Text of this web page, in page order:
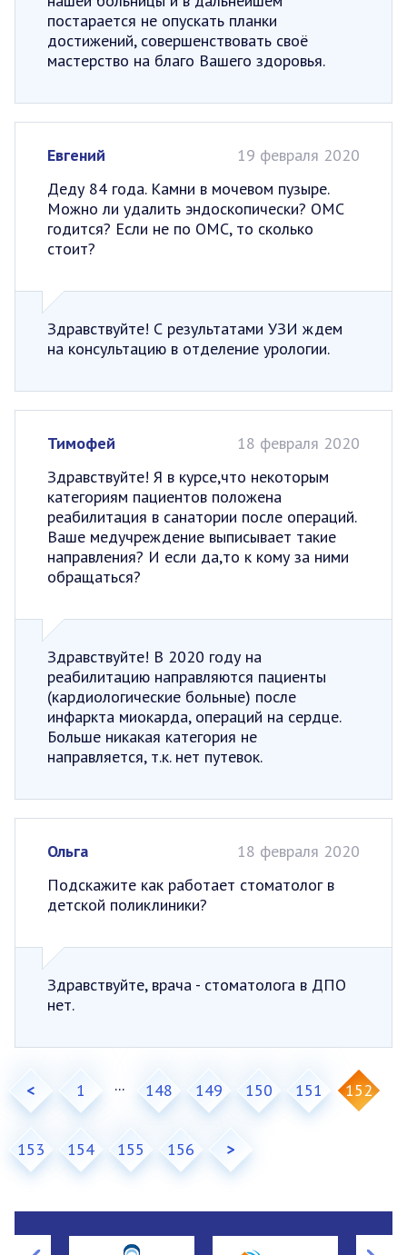
постарается не опускать планки
достижений, совершенствовать своё
мастерство на благо Вашего здоровья.
Евгений
19 февраля 2020
Деду 84 года. Камни в мочевом пузыре.
Можно ли удалить эндоскопически? ОМС
годится? Если не по ОМС, то сколько
стоит?
Здравствуйте! С результатами УЗИ ждем
на консультацию в отделение урологии.
Тимофей
18 февраля 2020
Здравствуйте! Я в курсе,что некоторым
категориям пациентов положена
реабилитация в санатории после операций.
Ваше медучреждение выписывает такие
направления? И если да,то к кому за ними
обращаться?
Здравствуйте! В 2020 году на
реабилитацию направляются пациенты
(кардиологические больные) после
инфаркта миокарда, операций на сердце.
Больше никакая категория не
направляется, т.к. нет путевок.
Ольга
18 февраля 2020
Подскажите как работает стоматолог в
детской поликлиники?
Здравствуйте, врача - стоматолога в ДПО
нет.
< 1 ... 148 149 150 151 152
153 154 155 156 >